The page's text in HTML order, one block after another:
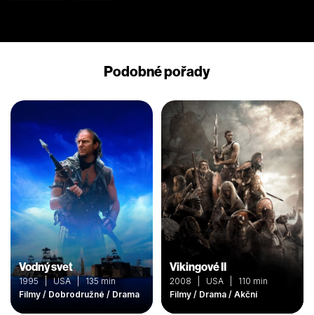
Podobné pořady
Vodný svet
1995 | USA | 135 min
Filmy / Dobrodružné / Drama
Vikingové II
2008 | USA | 110 min
Filmy / Drama / Akční